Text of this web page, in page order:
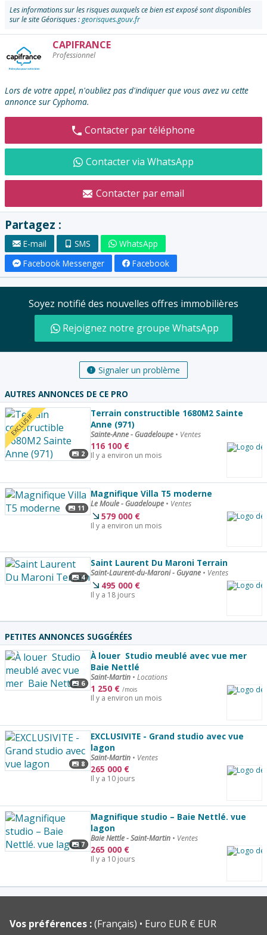
Les informations sur les risques auxquels ce bien est exposé sont disponibles
sur le site Géorisques :georisques.gouv.fr
Contacter
l'annonceur
CAPIFRANCE
Professionnel
Lors de votre appel, n'oubliez pas d'indiquer que vous avez vu cette
annonce sur Cyphoma.
Contacter par téléphone
Contacter via WhatsApp
Contacter par email
Partagez :
E-mail SMS
WhatsApp
Facebook Messenger
Facebook
Soyez notifié des nouvelles offres immobilières
Rejoignez notre groupe WhatsApp
Signaler un problème
AUTRES ANNONCES DE CE PRO
EXCLUSIF
2
Terrain constructible 1680M2 Sainte
Anne (971)
Sainte-Anne - Guadeloupe • Ventes
116 100 €
Il y a environ un mois
11
Magnifique Villa T5 moderne
Le Moule - Guadeloupe • Ventes
579 000 €
Il y a environ un mois
4
Saint Laurent Du Maroni Terrain
Saint-Laurent-du-Maroni - Guyane • Ventes
495 000 €
Il y a 18 jours
PETITES ANNONCES SUGGÉRÉES
6
À louer  Studio meublé avec vue mer 
Baie Nettlé
Saint-Martin • Locations
1 250 € /mois
Il y a environ un mois
8
EXCLUSIVITE - Grand studio avec vue
lagon
Saint-Martin • Ventes
265 000 €
Il y a 10 jours
7
Magnifique studio – Baie Nettlé. vue
lagon
Baie Nettle - Saint-Martin • Ventes
265 000 €
Il y a 10 jours
Vos préférences :(Français)
Euro EUR € EUR